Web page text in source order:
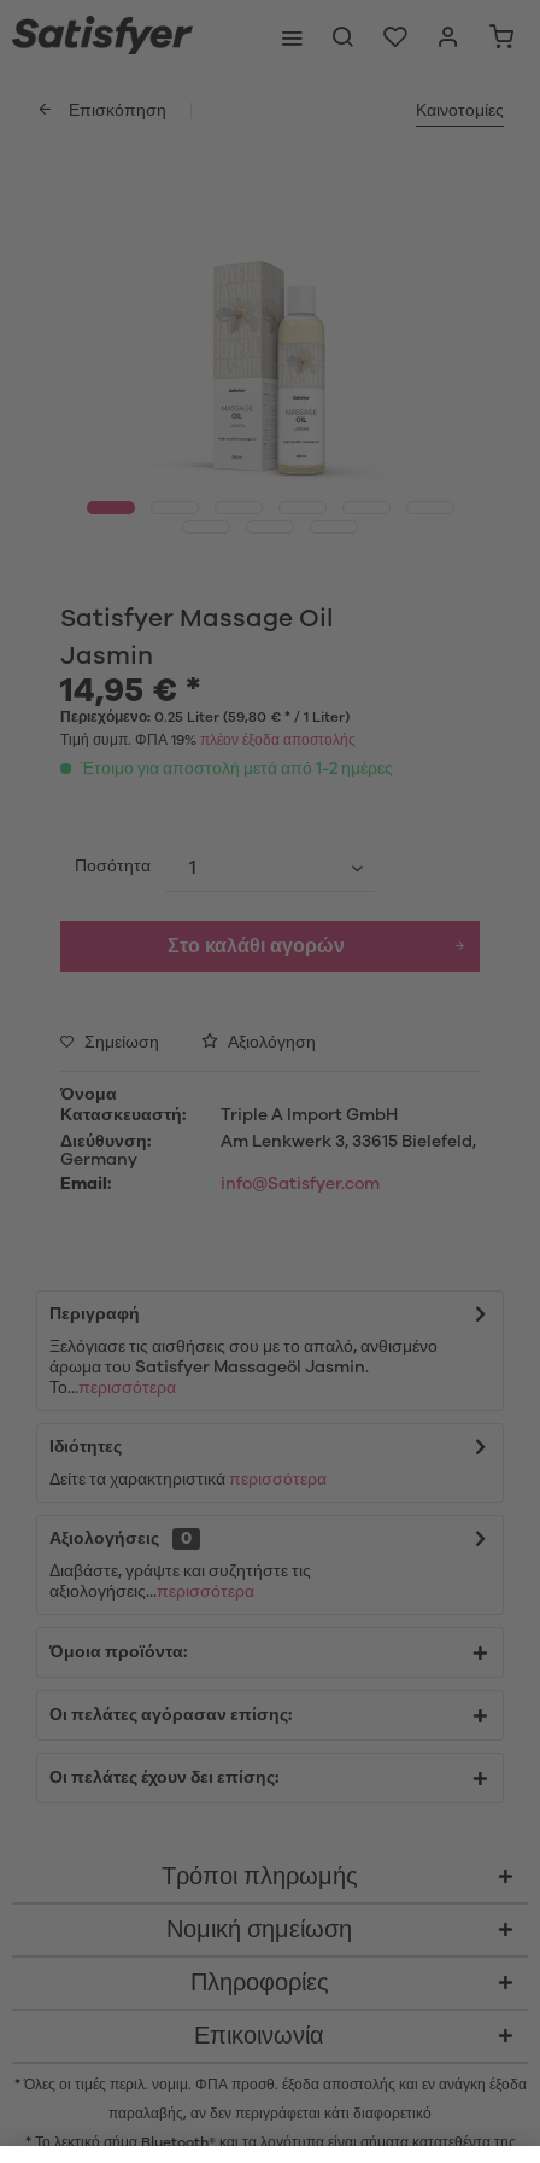
Επισκόπηση Καινοτομίες
Satisfyer Massage Oil
Jasmin
14,95 € *
Περιεχόμενο: 0.25 Liter (59,80 € * / 1 Liter)
Τιμή συμπ. ΦΠΑ 19% πλέον έξοδα αποστολής
Έτοιμο για αποστολή μετά από 1-2 ημέρες
Ποσότητα
Στο καλάθι αγορών
Σημείωση Αξιολόγηση
Όνομα
Κατασκευαστή:
Triple A Import GmbH
Διεύθυνση:
Am Lenkwerk 3, 33615 Bielefeld,
Germany
Email:
info@Satisfyer.com
Περιγραφή
Ξελόγιασε τις αισθήσεις σου με το απαλό, ανθισμένο
άρωμα του Satisfyer Massageöl Jasmin.
Το...περισσότερα
Ιδιότητες
Δείτε τα χαρακτηριστικά περισσότερα
Αξιολογήσεις
0
Διαβάστε, γράψτε και συζητήστε τις
αξιολογήσεις...περισσότερα
Όμοια προϊόντα:
Οι πελάτες αγόρασαν επίσης:
Οι πελάτες έχουν δει επίσης:
Τρόποι πληρωμής
Νομική σημείωση
Πληροφορίες
Επικοινωνία
* Όλες οι τιμές περιλ. νομιμ. ΦΠΑ προσθ. έξοδα αποστολής και εν ανάγκη έξοδα
παραλαβής, αν δεν περιγράφεται κάτι διαφορετικό
* Το λεκτικό σήμα Bluetooth® και τα λογότυπα είναι σήματα κατατεθέντα της